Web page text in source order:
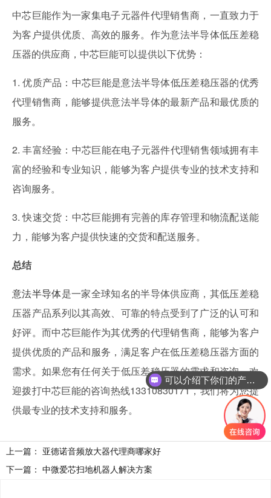
中芯巨能作为一家集电子元器件代理销售商，一直致力于
为客户提供优质、高效的服务。作为意法半导体低压差稳
压器的供应商，中芯巨能可以提供以下优势：
1. 优质产品：中芯巨能是意法半导体低压差稳压器的优秀
代理销售商，能够提供意法半导体的最新产品和最优质的
服务。
2. 丰富经验：中芯巨能在电子元器件代理销售领域拥有丰
富的经验和专业知识，能够为客户提供专业的技术支持和
咨询服务。
3. 快速交货：中芯巨能拥有完善的库存管理和物流配送能
力，能够为客户提供快速的交货和配送服务。
总结
意法半导体是一家全球知名的半导体供应商，其低压差稳
压器产品系列以其高效、可靠的特点受到了广泛的认可和
好评。而中芯巨能作为其优秀的代理销售商，能够为客户
提供优质的产品和服务，满足客户在低压差稳压器方面的
需求。如果您有任何关于低压差稳压器的需求和咨询，欢
迎拨打中芯巨能的咨询热线13310830171，我们将为您提
供最专业的技术支持和服务。
上一篇： 亚德诺音频放大器代理商哪家好
下一篇： 中微爱芯扫地机器人解决方案
可以介绍下你们的产品么